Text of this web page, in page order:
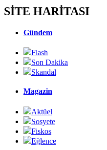
SİTE HARİTASI
Gündem
Flash
Son Dakika
Skandal
Magazin
Aktüel
Sosyete
Fiskos
Eğlence